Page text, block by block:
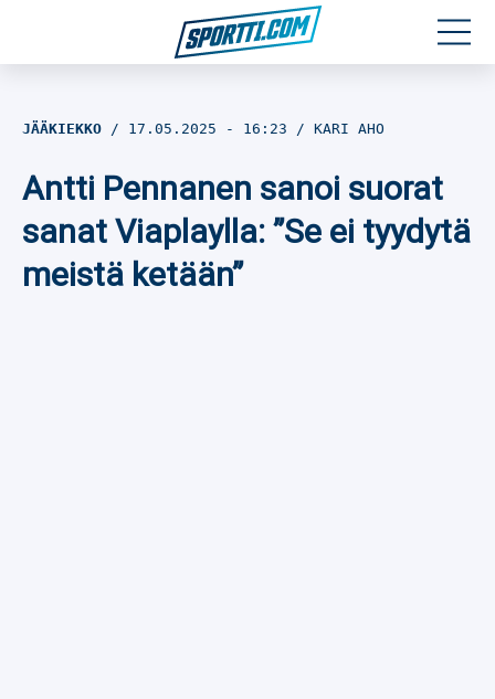
Jalkapallo
Yleisurheilu
JÄÄKIEKKO 17.05.2025 - 16:23 KARI AHO
Antti Pennanen sanoi suorat
sanat Viaplaylla: ”Se ei tyydytä
meistä ketään”